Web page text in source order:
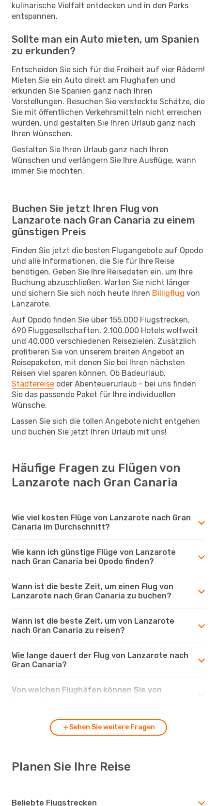
kulinarische Vielfalt entdecken und in den Parks
entspannen.
Sollte man ein Auto mieten, um Spanien
zu erkunden?
Entscheiden Sie sich für die Freiheit auf vier Rädern!
Mieten Sie ein Auto direkt am Flughafen und
erkunden Sie Spanien ganz nach Ihren
Vorstellungen. Besuchen Sie versteckte Schätze, die
Sie mit öffentlichen Verkehrsmitteln nicht erreichen
würden, und gestalten Sie Ihren Urlaub ganz nach
Ihren Wünschen.
Gestalten Sie Ihren Urlaub ganz nach Ihren
Wünschen und verlängern Sie Ihre Ausflüge, wann
immer Sie möchten.
Buchen Sie jetzt Ihren Flug von
Lanzarote nach Gran Canaria zu einem
günstigen Preis
Finden Sie jetzt die besten Flugangebote auf Opodo
und alle Informationen, die Sie für Ihre Reise
benötigen. Geben Sie Ihre Reisedaten ein, um Ihre
Buchung abzuschließen. Warten Sie nicht länger
und sichern Sie sich noch heute Ihren Billigflug von
Lanzarote.
Auf Opodo finden Sie über 155.000 Flugstrecken,
690 Fluggesellschaften, 2.100.000 Hotels weltweit
und 40.000 verschiedenen Reisezielen. Zusätzlich
profitieren Sie von unserem breiten Angebot an
Reisepaketen, mit denen Sie bei Ihren nächsten
Reisen viel sparen können. Ob Badeurlaub,
Städtereise oder Abenteuerurlaub – bei uns finden
Sie das passende Paket für Ihre individuellen
Wünsche.
Lassen Sie sich die tollen Angebote nicht entgehen
und buchen Sie jetzt Ihren Urlaub mit uns!
Häufige Fragen zu Flügen von
Lanzarote nach Gran Canaria
Wie viel kosten Flüge von Lanzarote nach Gran
Canaria im Durchschnitt?
Wie kann ich günstige Flüge von Lanzarote
nach Gran Canaria bei Opodo finden?
Wann ist die beste Zeit, um einen Flug von
Lanzarote nach Gran Canaria zu buchen?
Wann ist die beste Zeit, um von Lanzarote
nach Gran Canaria zu reisen?
Wie lange dauert der Flug von Lanzarote nach
Gran Canaria?
Von welchen Flughäfen können Sie von
Sehen Sie weitere Fragen
Planen Sie Ihre Reise
Beliebte Flugstrecken